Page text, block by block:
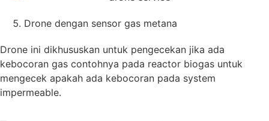
Drone dengan sensor gas metana
Drone ini dikhususkan untuk pengecekan jika ada
kebocoran gas contohnya pada reactor biogas untuk
mengecek apakah ada kebocoran pada system
impermeable.